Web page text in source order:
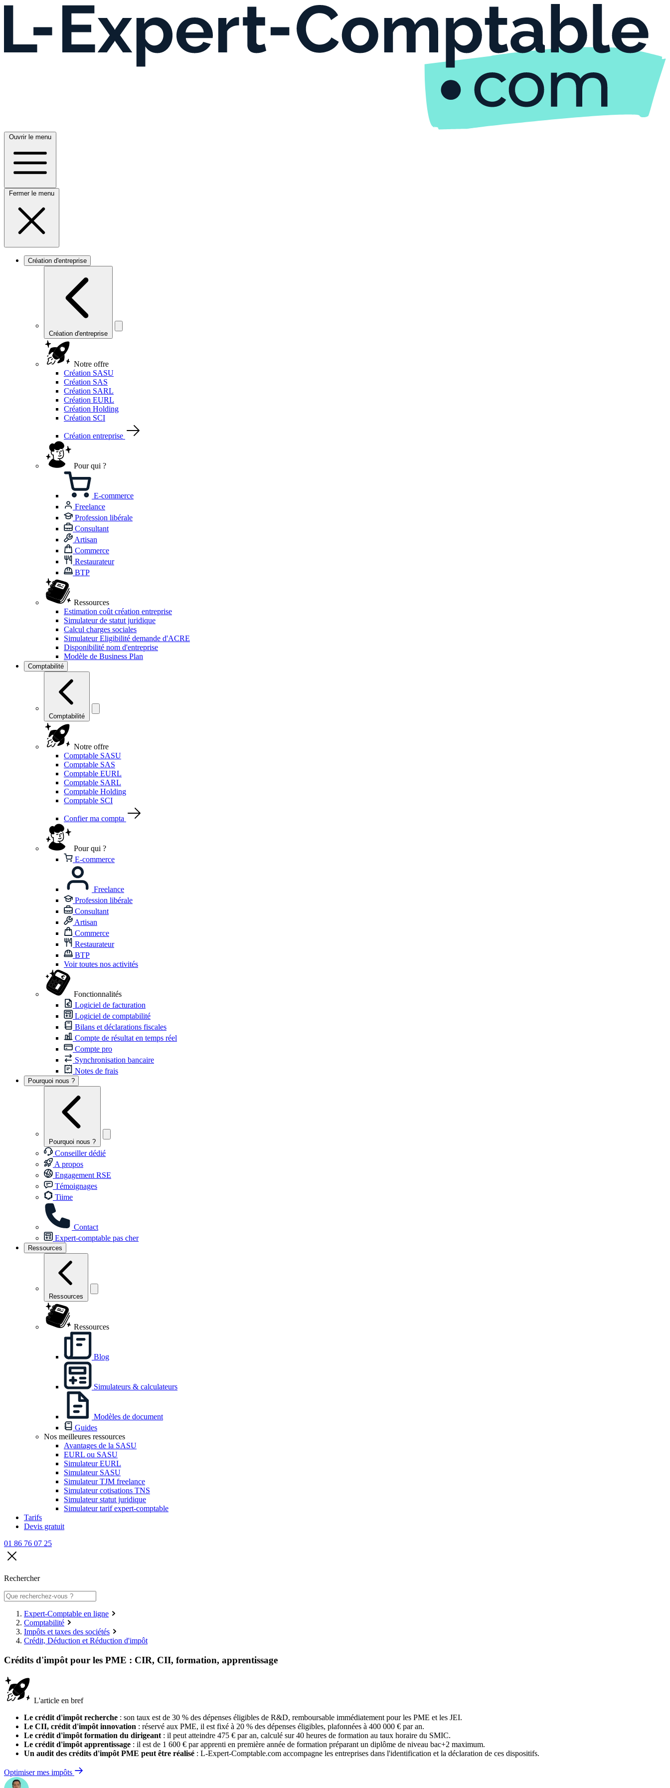
Ouvrir le menu
Fermer le menu
Création d'entreprise
Création d'entreprise
Notre offre
Création SASU
Création SAS
Création SARL
Création EURL
Création Holding
Création SCI
Création entreprise
Pour qui ?
E-commerce
Freelance
Profession libérale
Consultant
Artisan
Commerce
Restaurateur
BTP
Ressources
Estimation coût création entreprise
Simulateur de statut juridique
Calcul charges sociales
Simulateur Eligibilité demande d'ACRE
Disponibilité nom d'entreprise
Modèle de Business Plan
Comptabilité
Comptabilité
Notre offre
Comptable SASU
Comptable SAS
Comptable EURL
Comptable SARL
Comptable Holding
Comptable SCI
Confier ma compta
Pour qui ?
E-commerce
Freelance
Profession libérale
Consultant
Artisan
Commerce
Restaurateur
BTP
Voir toutes nos activités
Fonctionnalités
Logiciel de facturation
Logiciel de comptabilité
Bilans et déclarations fiscales
Compte de résultat en temps réel
Compte pro
Synchronisation bancaire
Notes de frais
Pourquoi nous ?
Pourquoi nous ?
Conseiller dédié
A propos
Engagement RSE
Témoignages
Tiime
Contact
Expert-comptable pas cher
Ressources
Ressources
Ressources
Blog
Simulateurs & calculateurs
Modèles de document
Guides
Nos meilleures ressources
Avantages de la SASU
EURL ou SASU
Simulateur EURL
Simulateur SASU
Simulateur TJM freelance
Simulateur cotisations TNS
Simulateur statut juridique
Simulateur tarif expert-comptable
Tarifs
Devis gratuit
01 86 76 07 25
Rechercher
Expert-Comptable en ligne
Comptabilité
Impôts et taxes des sociétés
Crédit, Déduction et Réduction d'impôt
Crédits d'impôt pour les PME : CIR, CII, formation, apprentissage
L'article en bref
Le crédit d'impôt recherche : son taux est de 30 % des dépenses éligibles de R&D, remboursable immédiatement pour les PME et les JEI.
Le CII, crédit d'impôt innovation : réservé aux PME, il est fixé à 20 % des dépenses éligibles, plafonnées à 400 000 € par an.
Le crédit d'impôt formation du dirigeant : il peut atteindre 475 € par an, calculé sur 40 heures de formation au taux horaire du SMIC.
Le crédit d'impôt apprentissage : il est de 1 600 € par apprenti en première année de formation préparant un diplôme de niveau bac+2 maximum.
Un audit des crédits d'impôt PME peut être réalisé : L-Expert-Comptable.com accompagne les entreprises dans l'identification et la déclaration de ces dispositifs.
Optimiser mes impôts